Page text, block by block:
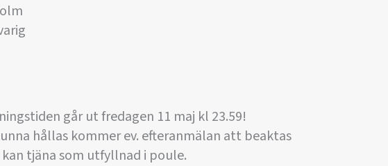
går ut fredagen 11 maj kl 23.59!
hållas kommer ev. efteranmälan att beaktas
tjäna som utfyllnad i poule.